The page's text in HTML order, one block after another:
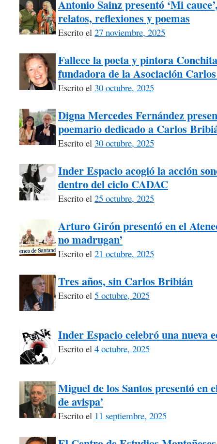
Antonio Sainz presentó ‘Mi
relatos, reflexiones y poemas
Escrito el 27 noviembre, 2025
Fallece la poeta y pintora
fundadora de la Asociación
Escrito el 30 octubre, 2025
Digna Mercedes Fernández
poemario dedicado a Carlos
Escrito el 30 octubre, 2025
Inder Espacio acogió la acción
dentro del ciclo CADAC
Escrito el 25 octubre, 2025
Arturo Girón presentó en el
no madrugan’
Escrito el 21 octubre, 2025
Tres años, sin Carlos Bribián
Escrito el 5 octubre, 2025
Inder Espacio celebró una nueva
Escrito el 4 octubre, 2025
Miguel de los Santos presentó en
de avispa’
Escrito el 11 septiembre, 2025